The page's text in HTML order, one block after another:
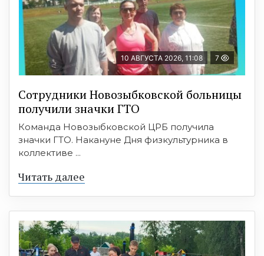
10 АВГУСТА 2026, 11:08 7
Сотрудники Новозыбковской больницы
получили значки ГТО
Команда Новозыбковской ЦРБ получила
значки ГТО. Накануне Дня физкультурника в
коллективе ...
Читать далее